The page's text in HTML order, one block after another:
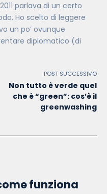
parlava di un certo
Ho scelto di leggere
un po’ ovunque
diplomatico (di
POST SUCCESSIVO
Non tutto è verde quel
che è “green”: cos’è il
greenwashing
funziona